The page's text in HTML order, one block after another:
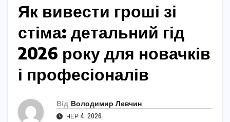
Як вивести гроші зі
стіма: детальний гід
2026 року для новачків
і професіоналів
Від Володимир Левчин
ЧЕР 4, 2026